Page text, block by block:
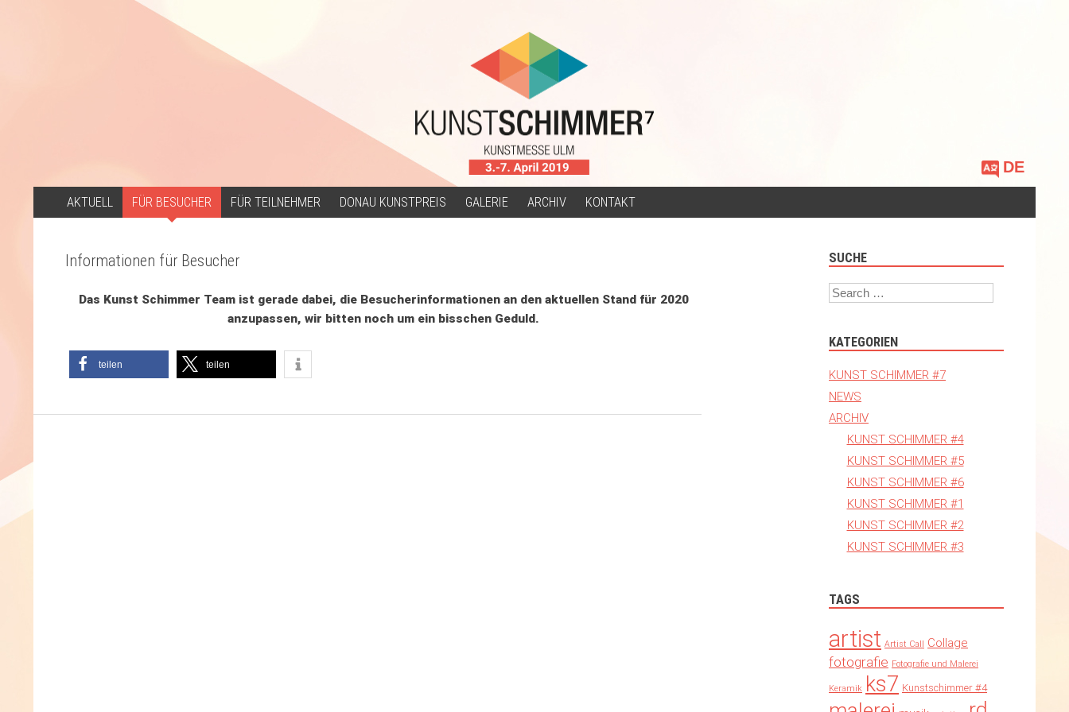
Sprache
auswählen
INHALT
AKTUELL FÜR BESUCHER FÜR TEILNEHMER DONAU KUNSTPREIS GALERIE ARCHIV KONTAKT
Informationen für Besucher
Das Kunst Schimmer Team ist gerade dabei, die Besucherinformationen an den aktuellen Stand für 2020
anzupassen, wir bitten noch um ein bisschen Geduld.
teilen teilen
SUCHE
Search
KATEGORIEN
KUNST SCHIMMER #7
NEWS
ARCHIV
KUNST SCHIMMER #4
KUNST SCHIMMER #5
KUNST SCHIMMER #6
KUNST SCHIMMER #1
KUNST SCHIMMER #2
KUNST SCHIMMER #3
TAGS
artist Artist Call Collage
fotografie Fotografie und Malerei
Keramik ks7 Kunstschimmer #4